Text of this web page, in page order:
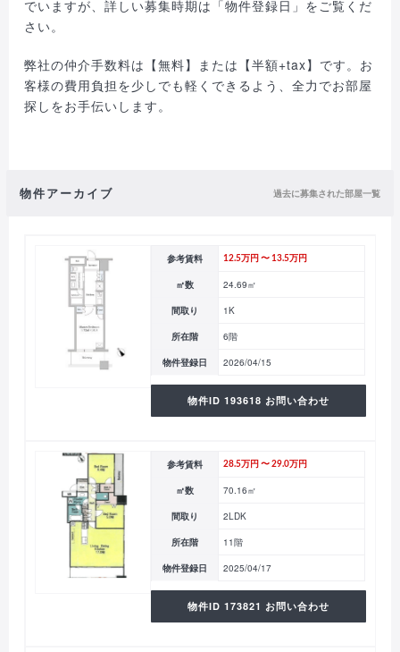
でいますが、詳しい募集時期は「物件登録日」をご覧くだ
さい。
弊社の仲介手数料は【無料】または【半額+tax】です。お
客様の費用負担を少しでも軽くできるよう、全力でお部屋
探しをお手伝いします。
物件アーカイブ 過去に募集された部屋一覧
参考賃料 12.5万円 〜 13.5万円
㎡数 24.69㎡
間取り 1K
所在階 6階
物件登録日 2026/04/15
物件ID 193618 お問い合わせ
参考賃料 28.5万円 〜 29.0万円
㎡数 70.16㎡
間取り 2LDK
所在階 11階
物件登録日 2025/04/17
物件ID 173821 お問い合わせ